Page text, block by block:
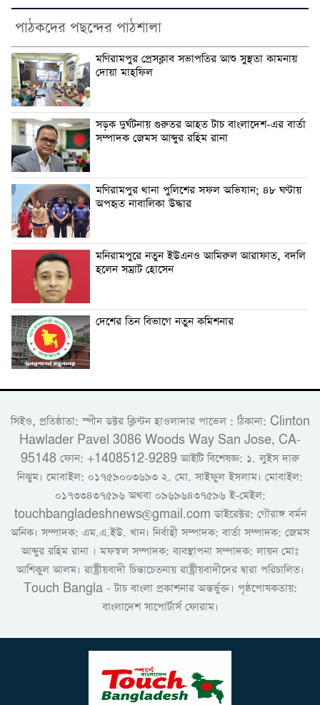
পাঠকদের পছন্দের পাঠশালা
মণিরামপুর প্রেসক্লাব সভাপতির আশু সুস্থতা কামনায়
দোয়া মাহফিল
সড়ক দুর্ঘটনায় গুরুতর আহত টাচ বাংলাদেশ-এর বার্তা
সম্পাদক জেমস আব্দুর রহিম রানা
মণিরামপুর থানা পুলিশের সফল অভিযান; ৪৮ ঘণ্টায়
অপহৃত নাবালিকা উদ্ধার
মনিরামপুরে নতুন ইউএনও আমিরুল আরাফাত, বদলি
হলেন সম্রাট হোসেন
দেশের তিন বিভাগে নতুন কমিশনার
সিইও, প্রতিষ্ঠাতা: স্পীন ডক্টর ক্লিন্টন হাওলাদার পাভেল : ঠিকানা: Clinton
Hawlader Pavel 3086 Woods Way San Jose, CA-
95148 ফোন: +1408512-9289 আইটি বিশেষজ্ঞ: ১. লুইস দারু
নিঝুম। ‎মোবাইল: ০১৭৫৯০০৩৬৯৩ ২. মো. সাইফুল ইসলাম। মোবাইল:
০১৭৩৩৪৩৭৫৯৬ অথবা ০৯৬৯৬৪৩৭৫৯৬ ই-মেইল:
touchbangladeshnews@gmail.com ডাইরেক্টর: গৌরাঙ্গ বর্মন
অনিক। সম্পাদক: এম.এ.ইউ. খান। নির্বাহী সম্পাদক: বার্তা সম্পাদক: জেমস
আব্দুর রহিম রানা । মফস্বল সম্পাদক: ব্যবস্থাপনা সম্পাদক: লায়ন মোঃ
আশিকুল আলম। রাষ্ট্রীয়বাদী চিন্তাচেতনায় রাষ্ট্রীয়বাদীদের দ্বারা পরিচালিত।
Touch Bangla - টাচ বাংলা প্রকাশনার অন্তর্ভুক্ত। পৃষ্ঠপোষকতায়:
বাংলাদেশ সাপোর্টার্স ফোরাম।